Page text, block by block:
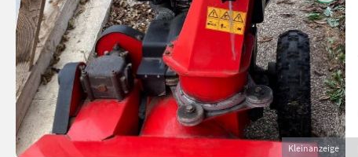
Kleinanzeige